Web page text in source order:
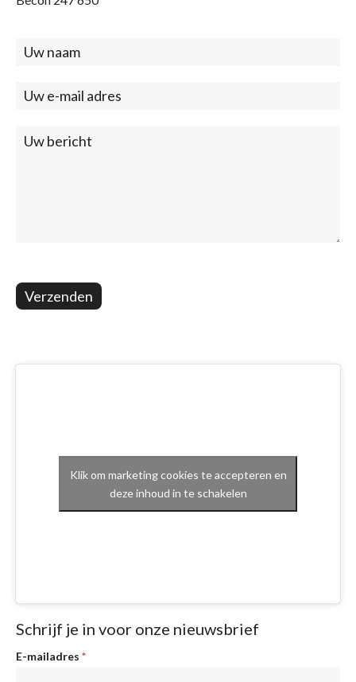
Contact
Verzenden
Klik om marketing cookies te accepteren en
deze inhoud in te schakelen
Schrijf je in voor onze nieuwsbrief
Nieuwsbrief
E-mailadres *